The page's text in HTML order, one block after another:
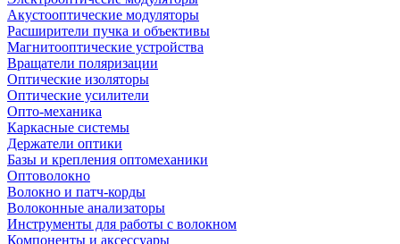
Акустооптические модуляторы
Расширители пучка и объективы
Магнитооптические устройства
Вращатели поляризации
Оптические изоляторы
Оптические усилители
Опто-механика
Каркасные системы
Держатели оптики
Базы и крепления оптомеханики
Оптоволокно
Волокно и патч-корды
Волоконные анализаторы
Инструменты для работы с волокном
Компоненты и аксессуары